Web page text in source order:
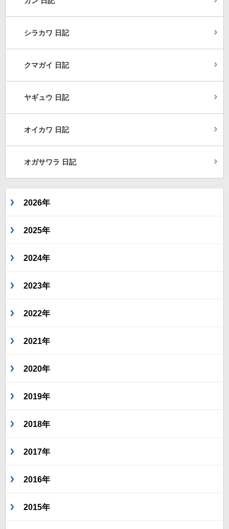
シラカワ 日記
クマガイ 日記
ヤギュウ 日記
オイカワ 日記
オガサワラ 日記
2026年
2025年
2024年
2023年
2022年
2021年
2020年
2019年
2018年
2017年
2016年
2015年